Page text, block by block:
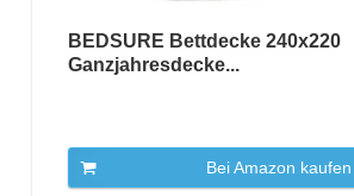
BEDSURE Bettdecke 240x220
Ganzjahresdecke...
Bei Amazon kaufen